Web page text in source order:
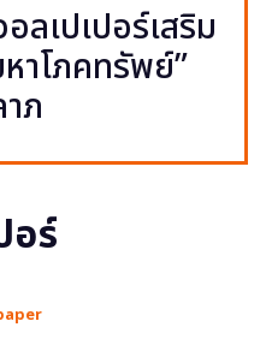
ลเปเปอร์เสริม
าโภคทรัพย์”
ภ
อร์